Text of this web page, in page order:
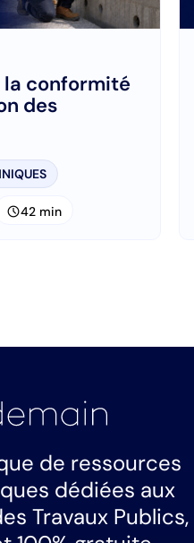
conformité
des
schedule42 min
de ressources
dédiées aux
Travaux Publics,